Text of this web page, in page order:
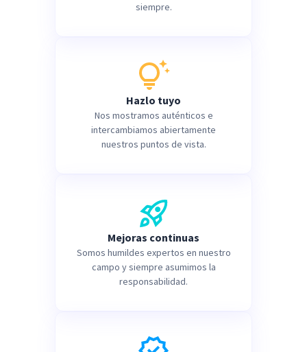
siempre.
Hazlo tuyo
Nos mostramos auténticos e
intercambiamos abiertamente
nuestros puntos de vista.
Mejoras continuas
Somos humildes expertos en nuestro
campo y siempre asumimos la
responsabilidad.